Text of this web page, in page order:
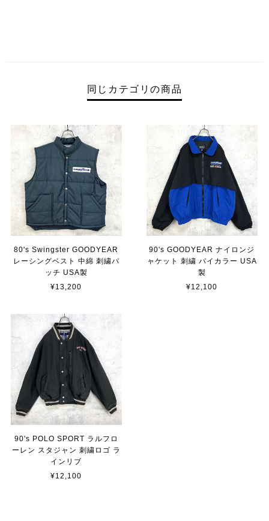
同じカテゴリの商品
80's Swingster GOODYEAR
レーシングベスト 中綿 刺繍パ
ッチ USA製
¥13,200
90's GOODYEAR ナイロンジ
ャケット 刺繍 バイカラー USA
製
¥12,100
90's POLO SPORT ラルフロ
ーレン スタジャン 刺繍ロゴ ラ
インリブ
¥12,100